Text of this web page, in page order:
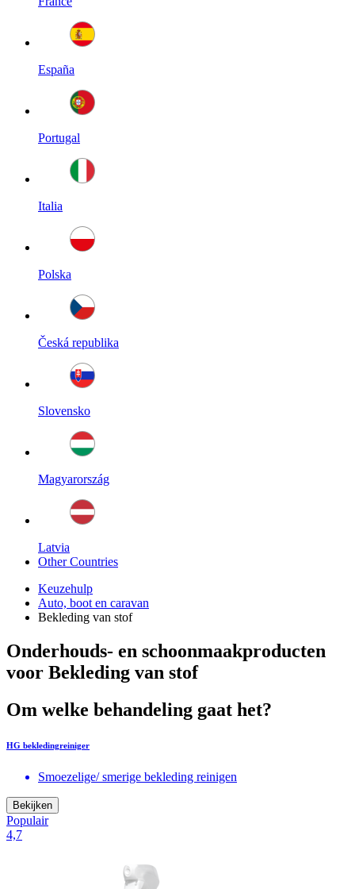
España
Portugal
Italia
Polska
Česká republika
Slovensko
Magyarország
Latvia
Other Countries
Keuzehulp
Auto, boot en caravan
Bekleding van stof
Onderhouds- en schoonmaakproducten
voor Bekleding van stof
Om welke behandeling gaat het?
HG bekledingreiniger
Smoezelige/ smerige bekleding reinigen
Bekijken
Populair
4,7